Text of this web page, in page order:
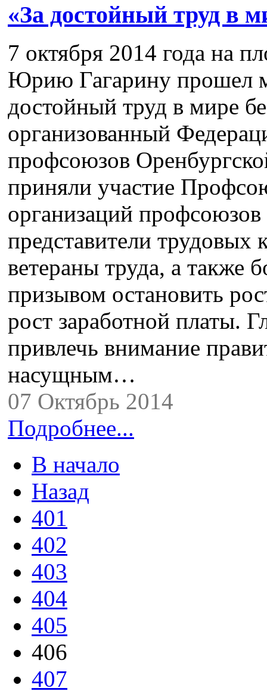
«За достойный труд в
7 октября 2014 года на
Юрию Гагарину прошел
достойный труд в мире
организованный
профсоюзов
приняли участие
организаций
представители трудовых
ветераны труда, а также
призывом остановить
рост заработной платы.
привлечь внимание
насущным…
07 Октябрь 2014
Подробнее...
В начало
Назад
401
402
403
404
405
406
407